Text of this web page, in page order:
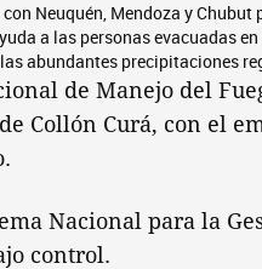
Neuquén, Mendoza y
a las personas evacuadas
abundantes precipitaciones
de Manejo del
Collón Curá, con el
Nacional para la
control.